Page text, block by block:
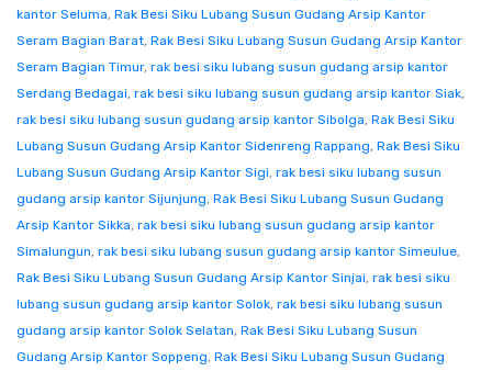
kantor Seluma, Rak Besi Siku Lubang Susun Gudang Arsip Kantor
Seram Bagian Barat, Rak Besi Siku Lubang Susun Gudang Arsip Kantor
Seram Bagian Timur, rak besi siku lubang susun gudang arsip kantor
Serdang Bedagai, rak besi siku lubang susun gudang arsip kantor Siak,
rak besi siku lubang susun gudang arsip kantor Sibolga, Rak Besi Siku
Lubang Susun Gudang Arsip Kantor Sidenreng Rappang, Rak Besi Siku
Lubang Susun Gudang Arsip Kantor Sigi, rak besi siku lubang susun
gudang arsip kantor Sijunjung, Rak Besi Siku Lubang Susun Gudang
Arsip Kantor Sikka, rak besi siku lubang susun gudang arsip kantor
Simalungun, rak besi siku lubang susun gudang arsip kantor Simeulue,
Rak Besi Siku Lubang Susun Gudang Arsip Kantor Sinjai, rak besi siku
lubang susun gudang arsip kantor Solok, rak besi siku lubang susun
gudang arsip kantor Solok Selatan, Rak Besi Siku Lubang Susun
Gudang Arsip Kantor Soppeng, Rak Besi Siku Lubang Susun Gudang